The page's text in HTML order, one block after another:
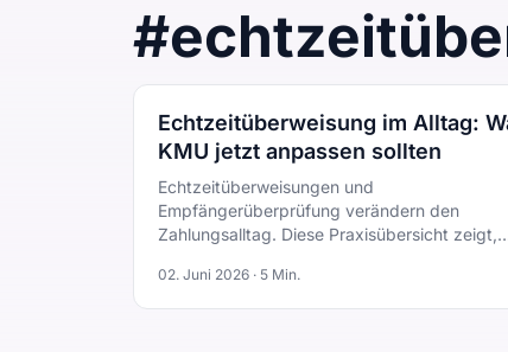
#
Echtzeitüberweisung im Alltag:
KMU jetzt anpassen sollten
Echtzeitüberweisungen und
Empfängerüberprüfung verändern den
Zahlungsalltag. Diese Praxisübersicht zeigt,
02. Juni 2026 · 5 Min.